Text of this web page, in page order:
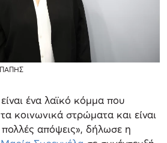
είναι ένα λαϊκό κόμμα που
κοινωνικά στρώματα και είναι
απόψεις», δήλωσε η